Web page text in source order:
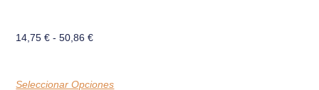
14,75€ - 50,86€
Seleccionar Opciones